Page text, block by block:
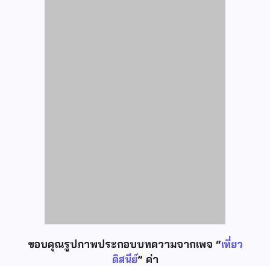
ขอบคุณรูปภาพประกอบบทความจากเพจ “เที่ยว
ดิสนีย์” ค่า